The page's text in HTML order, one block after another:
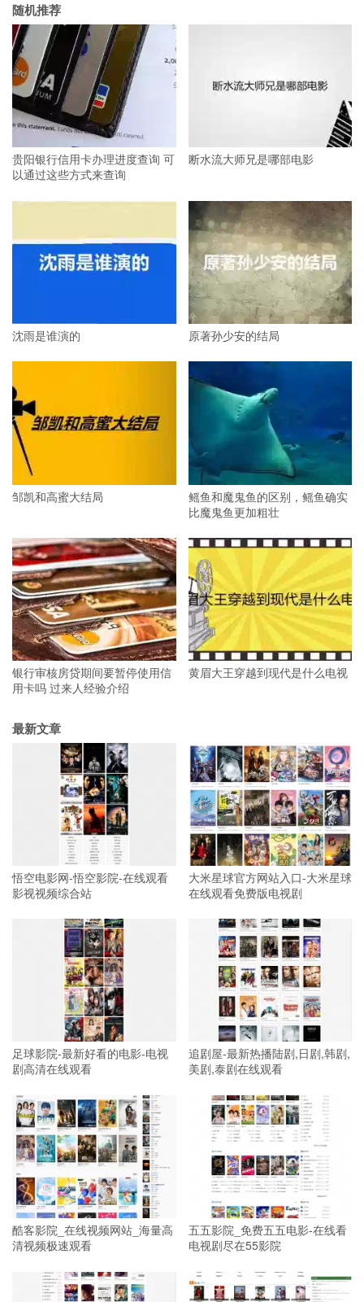
随机推荐
贵阳银行信用卡办理进度查询 可
以通过这些方式来查询
断水流大师兄是哪部电影
沈雨是谁演的 原著孙少安的结局
邹凯和高蜜大结局
鳐鱼和魔鬼鱼的区别，鳐鱼确实
比魔鬼鱼更加粗壮
银行审核房贷期间要暂停使用信
用卡吗 过来人经验介绍
黄眉大王穿越到现代是什么电视
最新文章
悟空电影网-悟空影院-在线观看
影视视频综合站
大米星球官方网站入口-大米星球
在线观看免费版电视剧
足球影院-最新好看的电影-电视
剧高清在线观看
追剧屋-最新热播陆剧,日剧,韩剧,
美剧,泰剧在线观看
酷客影院_在线视频网站_海量高
清视频极速观看
五五影院_免费五五电影-在线看
电视剧尽在55影院